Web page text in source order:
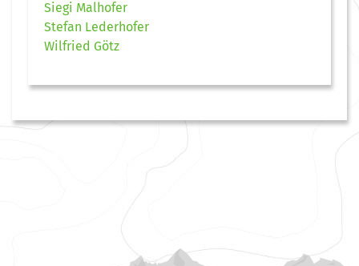
Siegi Malhofer
Stefan Lederhofer
Wilfried Götz